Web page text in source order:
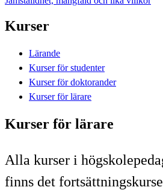
Kurser
Lärande
Kurser för studenter
Kurser för doktorander
Kurser för lärare
Kurser för lärare
​Alla kurser i
finns det